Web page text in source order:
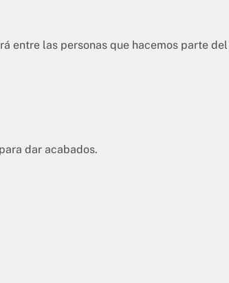
entre las personas que hacemos parte
dar acabados.